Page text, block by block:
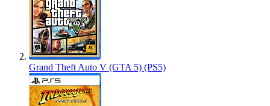
Grand Theft Auto V (GTA 5) (PS5)